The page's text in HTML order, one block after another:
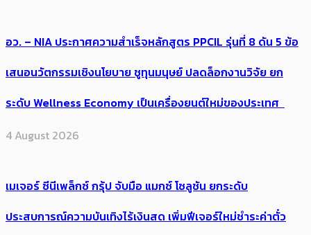
อว. – NIA ประกาศความสำเร็จหลักสูตร PPCIL รุ่นที่ 8 ดัน 5 ข้อ
เสนอนวัตกรรมเชิงนโยบาย ชูทุนมนุษย์ ปลดล็อกงานวิจัย ยก
ระดับ Wellness Economy เป็นเครื่องยนต์ใหม่ของประเทศ
4 August 2026
เมเจอร์ ซีนีเพล็กซ์ กรุ้ป จับมือ แมกซ์ โซลูชัน ยกระดับ
ประสบการณ์ความบันเทิงไร้เงินสด เพิ่มฟีเจอร์ใหม่ชำระค่าตั๋ว